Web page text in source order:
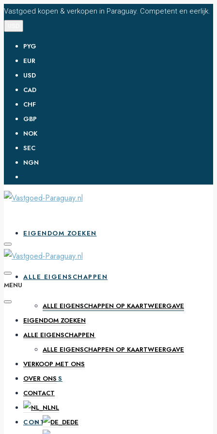
Vastgoed kopen & verkopen in Paraguay. Competent en eerlijk.
PYG
EUR
USD
CAD
CHF
GBP
NOK
SEC
NGN
EIGENDOM ZOEKEN
ALLE EIGENSCHAPPEN
ALLE EIGENSCHAPPEN OP KAARTWEERGAVE
VERKOOP MET ONS
OVER ONS
CONTACT
MENU
EIGENDOM ZOEKEN
ALLE EIGENSCHAPPEN
ALLE EIGENSCHAPPEN OP KAARTWEERGAVE
VERKOOP MET ONS
OVER ONS
CONTACT
NL
DE